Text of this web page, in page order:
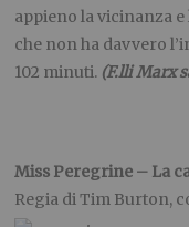
appieno la vicinanza
che non ha davvero
102 minuti. (F.lli Marx
Miss Peregrine – La
Regia di Tim Burton,